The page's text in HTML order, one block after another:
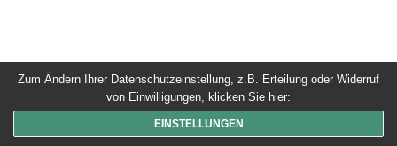
© 2026 Dinner um Acht. Alle Rechte vorbehalten
Zum Ändern Ihrer Datenschutzeinstellung, z.B. Erteilung oder Widerruf
von Einwilligungen, klicken Sie hier:
EINSTELLUNGEN